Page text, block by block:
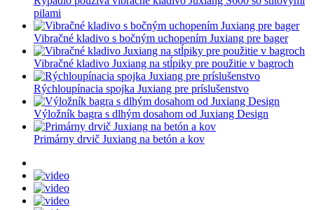
pilami
Vibračné kladivo s bočným uchopením Juxiang pre bager
Vibračné kladivo Juxiang na stĺpiky pre použitie v bagroch
Rýchloupínacia spojka Juxiang pre príslušenstvo
Výložník bagra s dlhým dosahom od Juxiang Design
Primárny drvič Juxiang na betón a kov